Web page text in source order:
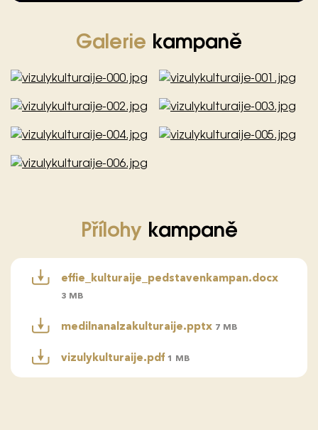
Galerie kampaně
Přílohykampaně
effie_kulturaije_pedstavenkampan.docx
3 MB
medilnanalzakulturaije.pptx 7 MB
vizulykulturaije.pdf1 MB